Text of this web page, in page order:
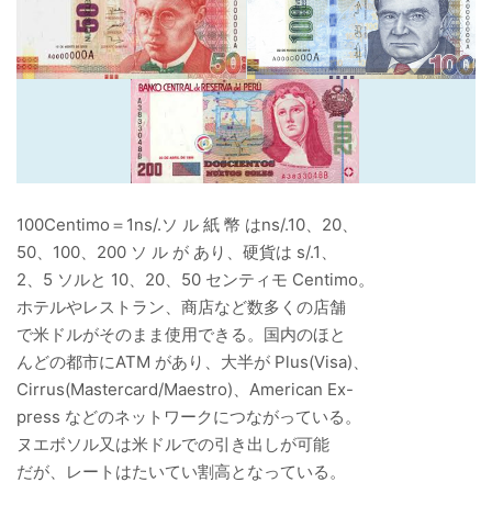
100Centimo＝1ns/.ソ ル 紙 幣 はns/.10、20、
50、100、200 ソ ル が あり、硬貨は s/.1、
2、5 ソルと 10、20、50 センティモ Centimo。
ホテルやレストラン、商店など数多くの店舗
で米ドルがそのまま使用できる。国内のほと
んどの都市にATM があり、大半が Plus(Visa)、
Cirrus(Mastercard/Maestro)、American Ex-
press などのネットワークにつながっている。
ヌエボソル又は米ドルでの引き出しが可能
だが、レートはたいてい割高となっている。